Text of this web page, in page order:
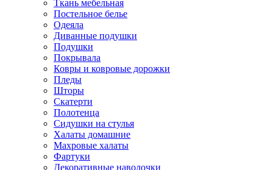
Ткань мебельная
Постельное белье
Одеяла
Диванные подушки
Подушки
Покрывала
Ковры и ковровые дорожки
Пледы
Шторы
Скатерти
Полотенца
Сидушки на стулья
Халаты домашние
Махровые халаты
Фартуки
Декоративные наволочки